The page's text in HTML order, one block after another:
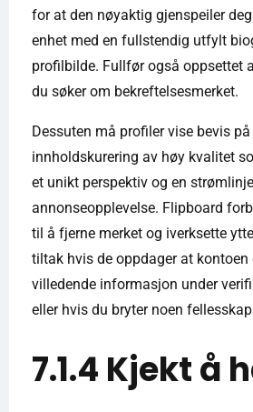
for at den nøyaktig gjenspeiler
enhet med en fullstendig utfylt
profilbilde. Fullfør også oppsettet
du søker om bekreftelsesmerket.
Dessuten må profiler vise bevis
innholdskurering av høy kvalitet
et unikt perspektiv og en
annonseopplevelse. Flipboard
til å fjerne merket og iverksette
tiltak hvis de oppdager at
villedende informasjon under
eller hvis du bryter noen
7.1.4 Kjekt å